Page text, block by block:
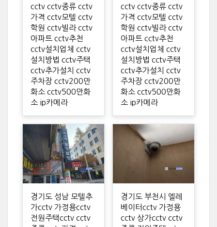
cctv cctv종류 cctv
가격 cctv모텔 cctv
학원 cctv빌라 cctv
아파트 cctv추천
cctv설치업체 cctv
설치방법 cctv주택
cctv추가설치 cctv
주차장 cctv200만
화소 cctv500만화
소 ip카메라
cctv cctv종류 cctv
가격 cctv모텔 cctv
학원 cctv빌라 cctv
아파트 cctv추천
cctv설치업체 cctv
설치방법 cctv주택
cctv추가설치 cctv
주차장 cctv200만
화소 cctv500만화
소 ip카메라
경기도 성남 모텔추
가cctv 가정용cctv
전원주택cctv cctv
경기도 부천시 엘레
베이터cctv 가정용
cctv 상가cctv cctv